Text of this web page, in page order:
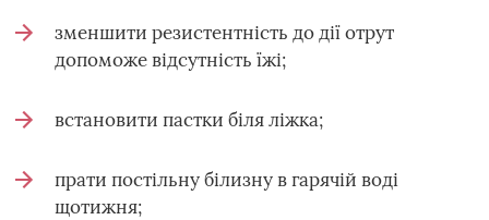
зменшити резистентність до дії отрут
допоможе відсутність їжі;
встановити пастки біля ліжка;
прати постільну білизну в гарячій воді
щотижня;